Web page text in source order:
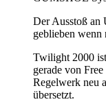
Der Ausstoß an
geblieben wenn
Twilight 2000
gerade von
Regelwerk neu
übersetzt.